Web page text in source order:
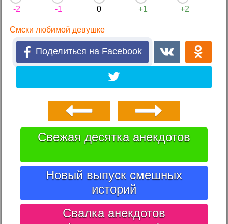
-2 -1 0 +1 +2
Смски любимой девушке
Поделиться на Facebook
Свежая десятка анекдотов
Новый выпуск смешных
историй
Свалка анекдотов